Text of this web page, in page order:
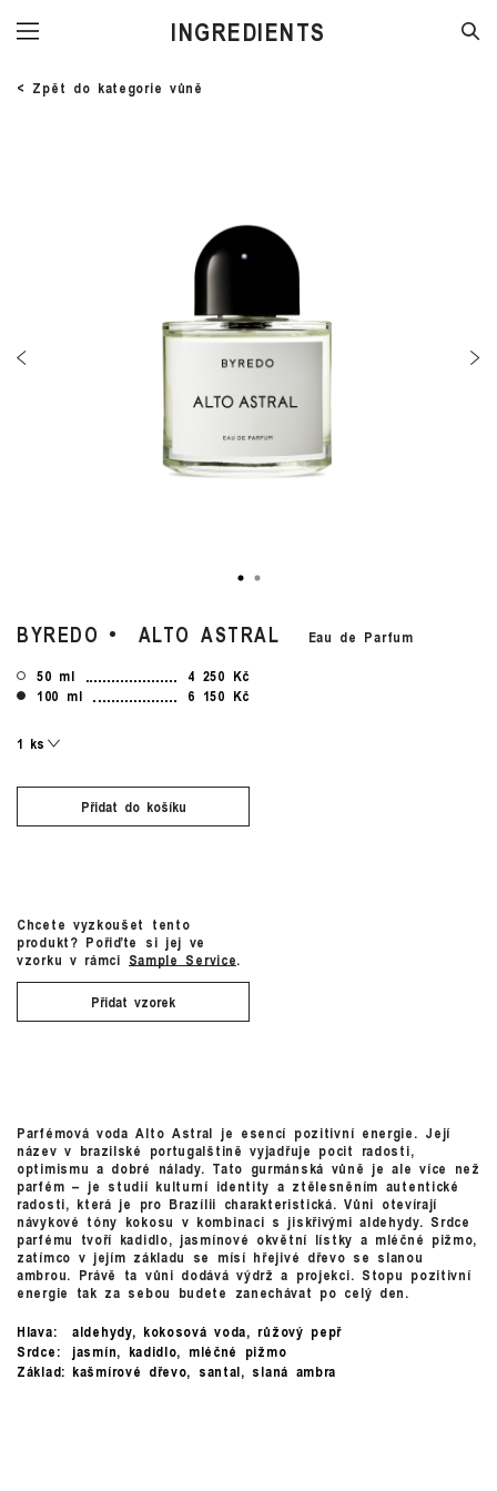
STORE
< Zpět do kategorie vůně
BYREDO ALTO ASTRAL
Eau de Parfum
50 ml
4 250 Kč
100 ml
6 150 Kč
Přidat do košíku
Chcete vyzkoušet tento
produkt? Pořiďte si jej ve
vzorku v rámci Sample Service.
Přidat vzorek
Parfémová voda Alto Astral je esencí pozitivní energie. Její
název v brazilské portugalštině vyjadřuje pocit radosti,
optimismu a dobré nálady. Tato gurmánská vůně je ale více než
parfém – je studií kulturní identity a ztělesněním autentické
radosti, která je pro Brazílii charakteristická. Vůni otevírají
návykové tóny kokosu v kombinaci s jiskřivými aldehydy. Srdce
parfému tvoří kadidlo, jasmínové okvětní lístky a mléčné pižmo,
zatímco v jejím základu se mísí hřejivé dřevo se slanou
ambrou. Právě ta vůni dodává výdrž a projekci. Stopu pozitivní
energie tak za sebou budete zanechávat po celý den.
Hlava:
aldehydy, kokosová voda, růžový pepř
Srdce:
jasmín, kadidlo, mléčné pižmo
Základ: kašmírové dřevo, santal, slaná ambra